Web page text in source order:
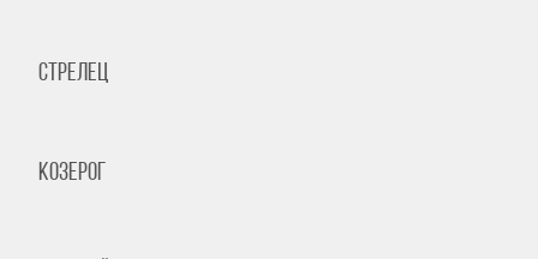
Стрелец
Козерог